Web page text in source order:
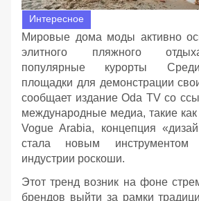
Интересное
Мировые дома моды активно
элитного пляжного
популярные курорты
площадки для демонстрации
сообщает издание Oda TV со
международные медиа, такие
Vogue Arabia, концепция
стала новым инструментом
индустрии роскоши.
Этот тренд возник на фоне
брендов выйти за рамки